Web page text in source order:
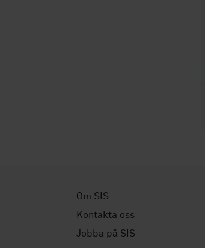
Om SIS
Kontakta oss
Jobba på SIS